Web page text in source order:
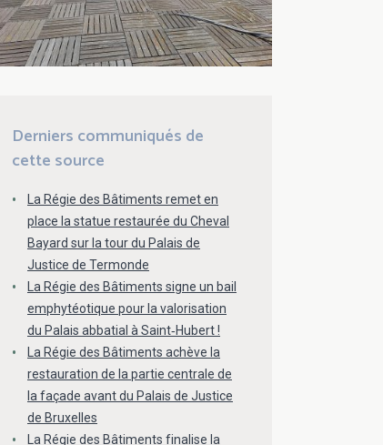
Derniers communiqués de
cette source
La Régie des Bâtiments remet en
place la statue restaurée du Cheval
Bayard sur la tour du Palais de
Justice de Termonde
La Régie des Bâtiments signe un bail
emphytéotique pour la valorisation
du Palais abbatial à Saint‑Hubert !
La Régie des Bâtiments achève la
restauration de la partie centrale de
la façade avant du Palais de Justice
de Bruxelles
La Régie des Bâtiments finalise la